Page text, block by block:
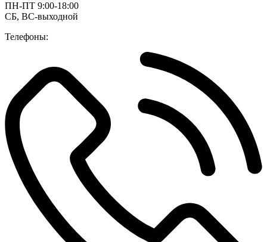
ПН-ПТ 9:00-18:00
СБ, ВС-выходной
Телефоны: